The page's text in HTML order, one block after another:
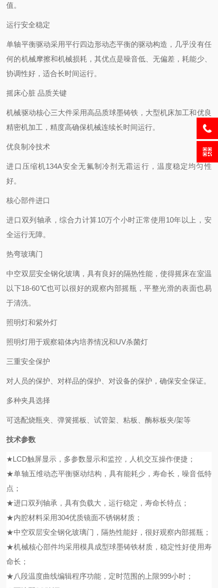
值。
运行安全稳定
单轴平衡驱动采用平行四边形动态平衡的驱动构造，几乎没有任
何的机械摩擦和机械损耗，其优点是噪音低、无偏差，耗能少、
协调性好，适合长时间运行。
摇床心脏 品质关键
机械驱动核心三大件采用高品质球墨铸铁，大型机床加工和优良
精密机加工，精度高确保机械连续长时间运行。
优良制冷技术
进口压缩机134A安全无氟制冷剂无霜运行，温度稳定均匀性
好。
核心部件进口
进口双列轴承，综合力计算10万个小时正常使用10年以上，安
全运行无障。
热弯玻璃门
中空双层安全钢化玻璃，具有良好的隔热性能，使得摇床在室温
以下18-60℃也可以很好的观察内部摇瓶，平整光滑的表面也易
于清洗。
照明灯和紫外灯
照明灯用于观察箱体内培养情况和UV杀菌灯
三重安全保护
对人员的保护、对样品的保护、对设备的保护，确保安全保证。
多种夹具选择
可选配烧瓶夹、弹簧摇板、试管架、粘板、酶标板夹/架等
技术参数
★LCD触屏显示，多参数显示和监控，人机交互操作便捷；
★单轴五维动态平衡驱动结构，具有能耗少，寿命长，噪音低特
点；
★进口双列轴承，具有负载大，运行稳定，寿命长特点；
★内腔材料采用304优质镜面不锈钢材质；
★中空双层安全钢化玻璃门，隔热性能好，很好观察内部摇瓶；
★机械核心部件均采用模具成型球墨铸铁材质，稳定性好使用寿
命长；
★八段温度曲线编辑程序功能，定时范围的上限999小时；